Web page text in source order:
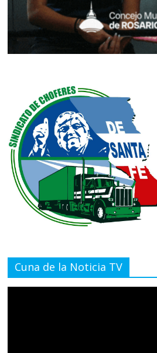
Cuna de la Noticia TV